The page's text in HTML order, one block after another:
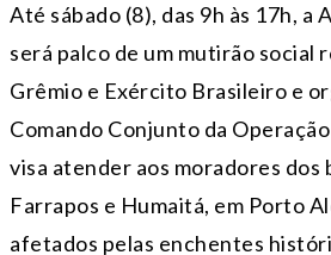
Até sábado (8), das 9h às 17h, a
será palco de um mutirão social
Grêmio e Exército Brasileiro e
Comando Conjunto da
visa atender aos moradores dos
Farrapos e Humaitá, em Porto
afetados pelas enchentes